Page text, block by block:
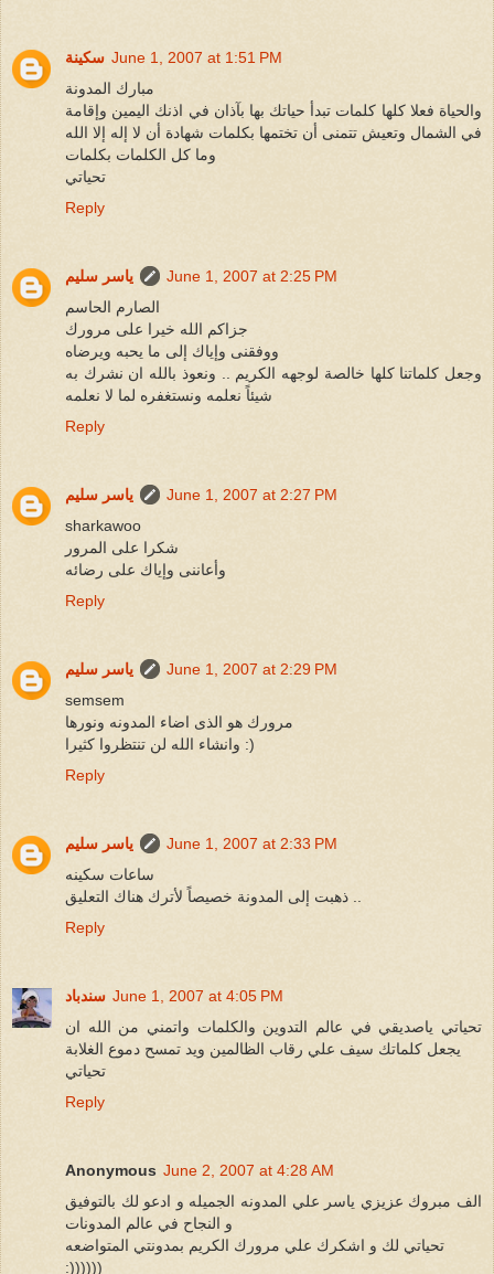
سكينة June 1, 2007 at 1:51 PM
مبارك المدونة
والحياة فعلا كلها كلمات تبدأ حياتك بها بآذان في اذنك اليمين وإقامة
في الشمال وتعيش تتمنى أن تختمها بكلمات شهادة أن لا إله إلا الله
وما كل الكلمات بكلمات
تحياتي
Reply
ياسر سليم
June 1, 2007 at 2:25 PM
الصارم الحاسم
جزاكم الله خيرا على مرورك
ووفقنى وإياك إلى ما يحبه ويرضاه
وجعل كلماتنا كلها خالصة لوجهه الكريم .. ونعوذ بالله ان نشرك به
شيئاً نعلمه ونستغفره لما لا نعلمه
Reply
ياسر سليم
June 1, 2007 at 2:27 PM
sharkawoo
شكرا على المرور
وأعاننى وإياك على رضائه
Reply
ياسر سليم
June 1, 2007 at 2:29 PM
semsem
مرورك هو الذى اضاء المدونه ونورها
وانشاء الله لن تنتظروا كثيرا :)
Reply
ياسر سليم
June 1, 2007 at 2:33 PM
ساعات سكينه
ذهبت إلى المدونة خصيصاً لأترك هناك التعليق ..
Reply
سندباد June 1, 2007 at 4:05 PM
تحياتي ياصديقي في عالم التدوين والكلمات واتمني من الله ان
يجعل كلماتك سيف علي رقاب الظالمين ويد تمسح دموع الغلابة
تحياتي
Reply
Anonymous June 2, 2007 at 4:28 AM
الف مبروك عزيزي ياسر علي المدونه الجميله و ادعو لك بالتوفيق
و النجاح في عالم المدونات
تحياتي لك و اشكرك علي مرورك الكريم بمدونتي المتواضعه
:))))))